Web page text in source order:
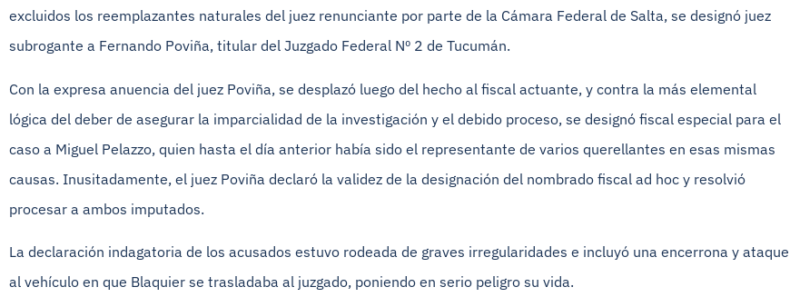
excluidos los reemplazantes naturales del juez renunciante por parte de la Cámara Federal de Salta, se designó juez
subrogante a Fernando Poviña, titular del Juzgado Federal Nº 2 de Tucumán.
Con la expresa anuencia del juez Poviña, se desplazó luego del hecho al fiscal actuante, y contra la más elemental
lógica del deber de asegurar la imparcialidad de la investigación y el debido proceso, se designó fiscal especial para el
caso a Miguel Pelazzo, quien hasta el día anterior había sido el representante de varios querellantes en esas mismas
causas. Inusitadamente, el juez Poviña declaró la validez de la designación del nombrado fiscal ad hoc y resolvió
procesar a ambos imputados.
La declaración indagatoria de los acusados estuvo rodeada de graves irregularidades e incluyó una encerrona y ataque
al vehículo en que Blaquier se trasladaba al juzgado, poniendo en serio peligro su vida.